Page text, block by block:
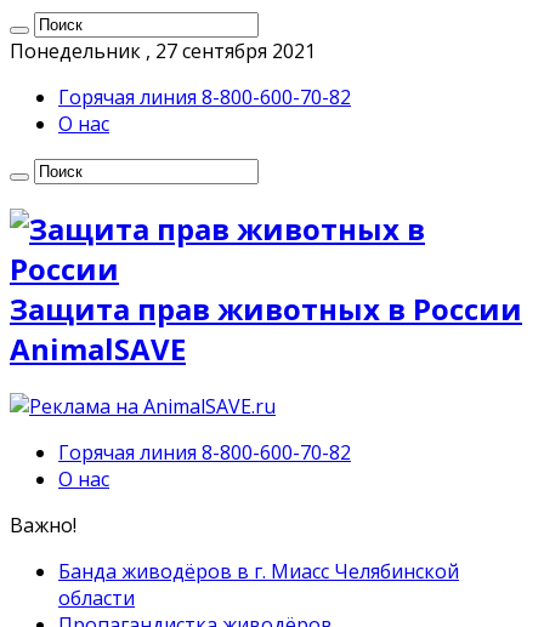
Понедельник , 27 сентября 2021
Горячая линия 8-800-600-70-82
О нас
Защита прав животных в России
AnimalSAVE
Горячая линия 8-800-600-70-82
О нас
Важно!
Банда живодёров в г. Миасс Челябинской
области